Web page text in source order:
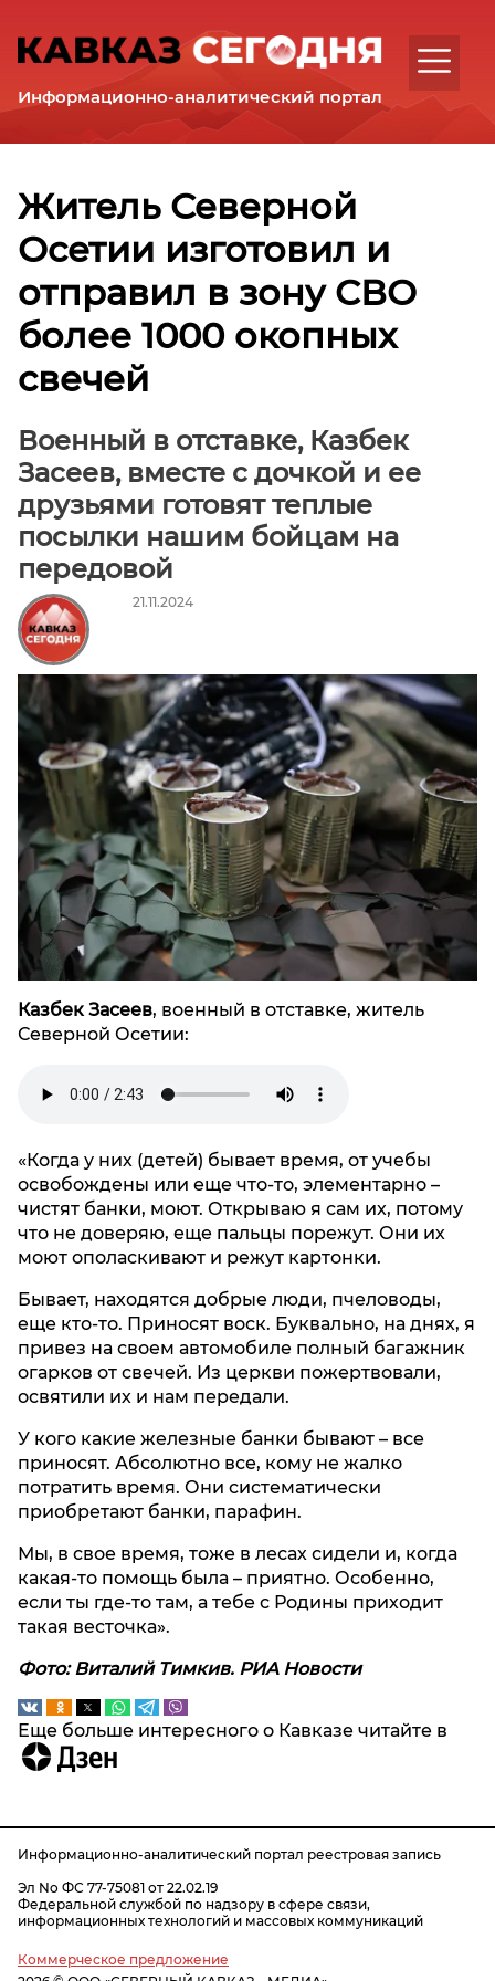
Информационно-аналитический портал
Интервью
Аналитика
Комментарии
Регионы
Республика
Республика
Ингушетия
Кабардино-
Республика
Карачаево-
Черкесская
Республика
Северная
Осетия
Алания
Чеченская
Республика
Ставропольский
край
Житель Северной
Осетии изготовил и
отправил в зону СВО
более 1000 окопных
свечей
Военный в отставке, Казбек
Засеев, вместе с дочкой и ее
друзьями готовят теплые
посылки нашим бойцам на
передовой
21.11.2024
Казбек Засеев, военный в отставке, житель
Северной Осетии:
«Когда у них (детей) бывает время, от учебы
освобождены или еще что-то, элементарно –
чистят банки, моют. Открываю я сам их, потому
что не доверяю, еще пальцы порежут. Они их
моют ополаскивают и режут картонки.
Бывает, находятся добрые люди, пчеловоды,
еще кто-то. Приносят воск. Буквально, на днях, я
привез на своем автомобиле полный багажник
огарков от свечей. Из церкви пожертвовали,
освятили их и нам передали.
У кого какие железные банки бывают – все
приносят. Абсолютно все, кому не жалко
потратить время. Они систематически
приобретают банки, парафин.
Мы, в свое время, тоже в лесах сидели и, когда
какая-то помощь была – приятно. Особенно,
если ты где-то там, а тебе с Родины приходит
такая весточка».
Фото: Виталий Тимкив. РИА Новости
Еще больше интересного о Кавказе читайте в
Информационно-аналитический портал реестровая запись
Эл No ФС 77-75081 от 22.02.19
Федеральной службой по надзору в сфере связи,
информационных технологий и массовых коммуникаций
Коммерческое предложение